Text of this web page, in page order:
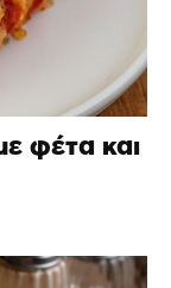
φέτα και